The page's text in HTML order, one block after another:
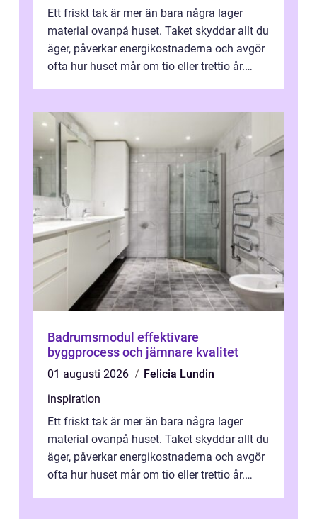
Ett friskt tak är mer än bara några lager
material ovanpå huset. Taket skyddar allt du
äger, påverkar energikostnaderna och avgör
ofta hur huset mår om tio eller trettio år.
Badrumsmodul effektivare
byggprocess och jämnare kvalitet
01 augusti 2026
Felicia Lundin
inspiration
Ett friskt tak är mer än bara några lager
material ovanpå huset. Taket skyddar allt du
äger, påverkar energikostnaderna och avgör
ofta hur huset mår om tio eller trettio år.